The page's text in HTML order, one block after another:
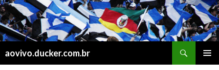
aovivo.ducker.com.br